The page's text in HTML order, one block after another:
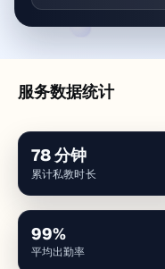
服务数据统计
78分钟
累计私教时长
99%
平均出勤率